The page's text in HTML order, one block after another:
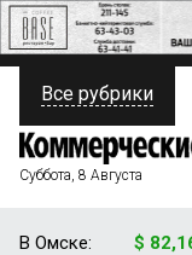
ПОЛИТИКА
ФИНАНСЫ
Все рубрики
Суббота, 8 Августа
В Омске: $